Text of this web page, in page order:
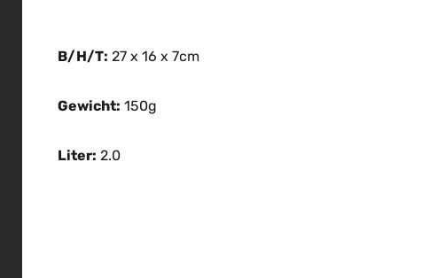
B/H/T: 27 x 16 x 7cm
Gewicht: 150g
Liter: 2.0